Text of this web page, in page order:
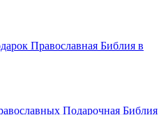
Православная Библия в
Подарочная Библия